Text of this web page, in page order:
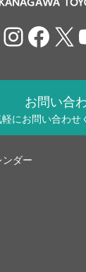
X
お問い合
軽にお問い合わせ
ダー